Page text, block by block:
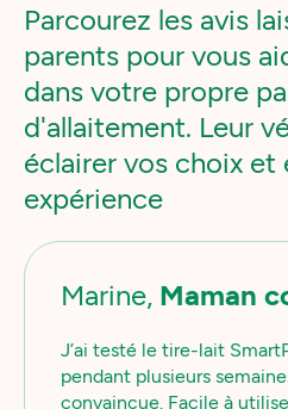
Parcourez les avis
parents pour vous
dans votre propre
d'allaitement. Leur
éclairer vos choix
expérience
Marine, Maman
J’ai testé le tire-lait
pendant plusieurs
convaincue. Facile à